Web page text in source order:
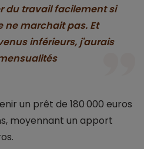
du travail facilement si
ne marchait pas. Et
inférieurs, j'aurais
un prêt de 180 000 euros
moyennant un apport